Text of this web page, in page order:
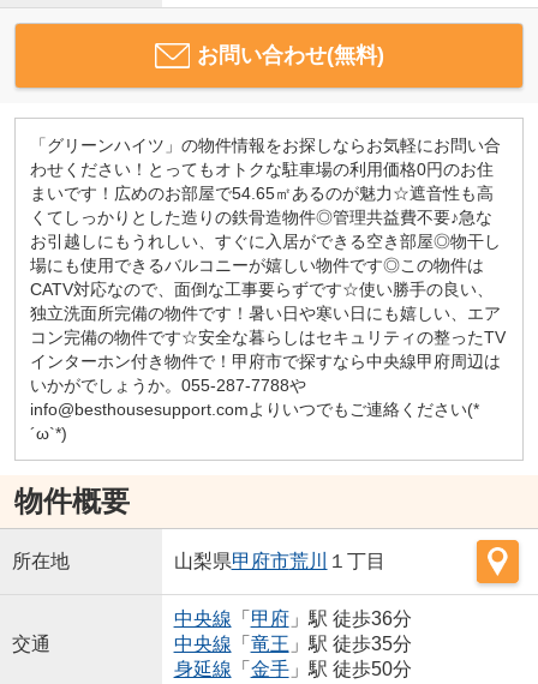
お問い合わせ(無料)
「グリーンハイツ」の物件情報をお探しならお気軽にお問い合
わせください！とってもオトクな駐車場の利用価格0円のお住
まいです！広めのお部屋で54.65㎡あるのが魅力☆遮音性も高
くてしっかりとした造りの鉄骨造物件◎管理共益費不要♪急な
お引越しにもうれしい、すぐに入居ができる空き部屋◎物干し
場にも使用できるバルコニーが嬉しい物件です◎この物件は
CATV対応なので、面倒な工事要らずです☆使い勝手の良い、
独立洗面所完備の物件です！暑い日や寒い日にも嬉しい、エア
コン完備の物件です☆安全な暮らしはセキュリティの整ったTV
インターホン付き物件で！甲府市で探すなら中央線甲府周辺は
いかがでしょうか。055-287-7788や
info@besthousesupport.comよりいつでもご連絡ください(*
´ω`*)
物件概要
所在地 山梨県甲府市荒川 １丁目
交通
中央線 「 甲府」駅 徒歩36分
中央線 「 竜王 」駅 徒歩35分
身延線 「 金手」駅 徒歩50分